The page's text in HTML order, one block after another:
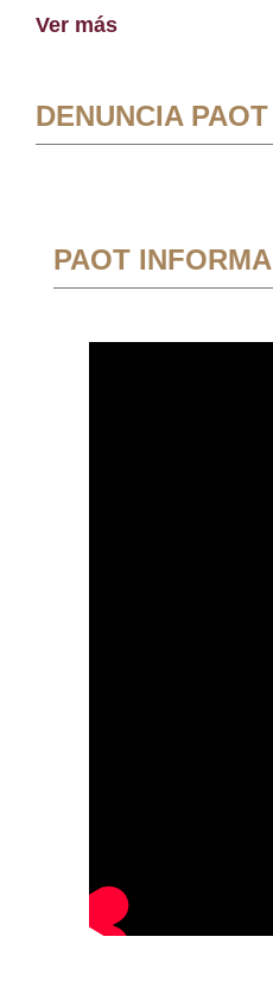
Ver más
DENUNCIA PAOT
PAOT INFORMA